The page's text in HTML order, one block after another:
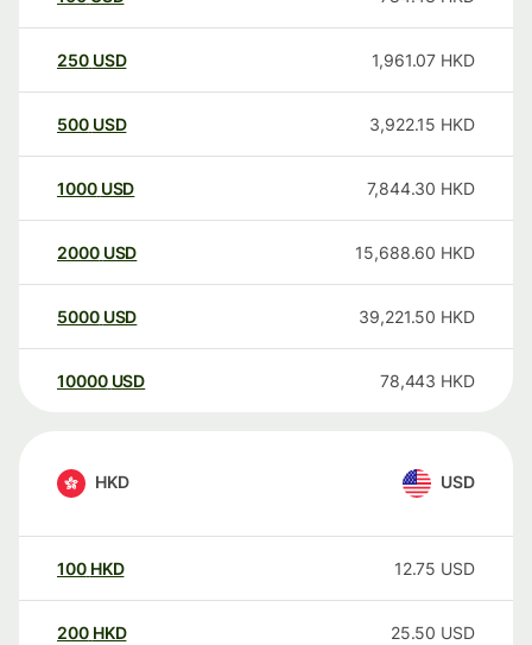
250 USD 1,961.07 HKD
500 USD 3,922.15 HKD
1000 USD 7,844.30 HKD
2000 USD 15,688.60 HKD
5000 USD 39,221.50 HKD
10000 USD 78,443 HKD
HKD USD
100 HKD 12.75 USD
200 HKD 25.50 USD